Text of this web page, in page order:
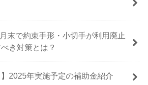
末で約束手形・小切手が利用廃止
き対策とは？
】2025年実施予定の補助金紹介